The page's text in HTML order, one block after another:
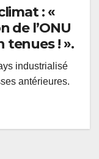
: «
de l’ONU
tenues ! ».
industrialisé
antérieures.